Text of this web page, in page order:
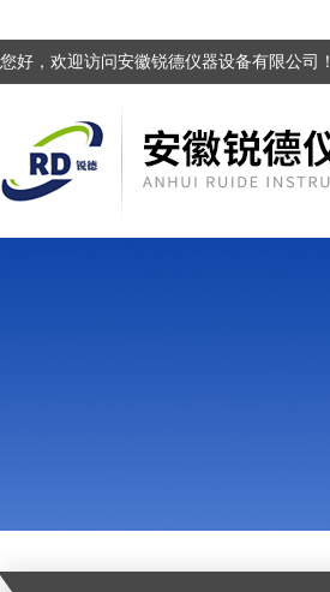
您好，欢迎访问安徽锐德仪器设备有限公司！